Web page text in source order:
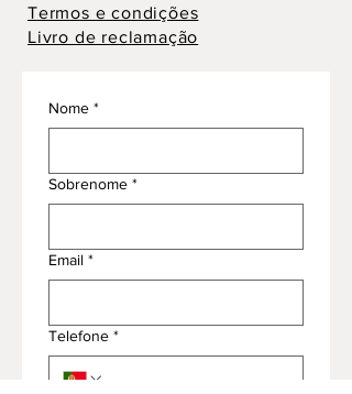
Termos e condições
Livro de reclamação
Nome *
Sobrenome *
Email *
Telefone *